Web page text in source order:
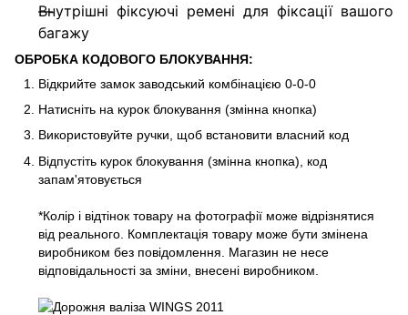
Внутрішні фіксуючі ремені для фіксації вашого
багажу
ОБРОБКА КОДОВОГО БЛОКУВАННЯ:
Відкрийте замок заводський комбінацією 0-0-0
Натисніть на курок блокування (змінна кнопка)
Використовуйте ручки, щоб встановити власний код
Відпустіть курок блокування (змінна кнопка), код
запам'ятовується
*Колір і відтінок товару на фотографії може відрізнятися
від реального. Комплектація товару може бути змінена
виробником без повідомлення. Магазин не несе
відповідальності за зміни, внесені виробником.